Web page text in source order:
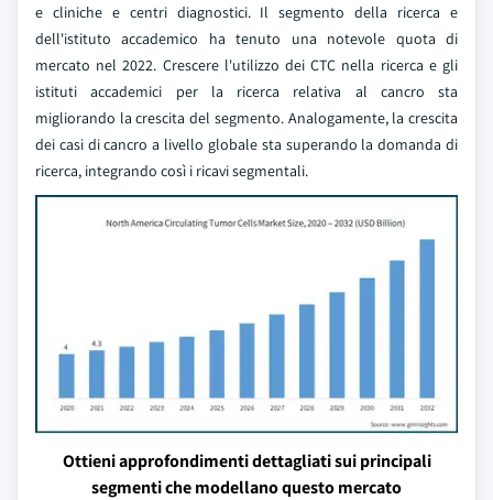
e cliniche e centri diagnostici. Il segmento della ricerca e
dell'istituto accademico ha tenuto una notevole quota di
mercato nel 2022. Crescere l'utilizzo dei CTC nella ricerca e gli
istituti accademici per la ricerca relativa al cancro sta
migliorando la crescita del segmento. Analogamente, la crescita
dei casi di cancro a livello globale sta superando la domanda di
ricerca, integrando così i ricavi segmentali.
Ottieni approfondimenti dettagliati sui principali
segmenti che modellano questo mercato